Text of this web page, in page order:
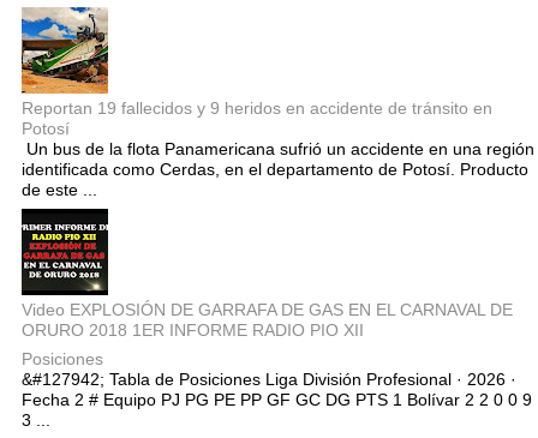
Reportan 19 fallecidos y 9 heridos en accidente de tránsito en
Potosí
Un bus de la flota Panamericana sufrió un accidente en una región
identificada como Cerdas, en el departamento de Potosí. Producto
de este ...
Video EXPLOSIÓN DE GARRAFA DE GAS EN EL CARNAVAL DE
ORURO 2018 1ER INFORME RADIO PIO XII
Posiciones
&#127942; Tabla de Posiciones Liga División Profesional · 2026 ·
Fecha 2 # Equipo PJ PG PE PP GF GC DG PTS 1 Bolívar 2 2 0 0 9
3 ...